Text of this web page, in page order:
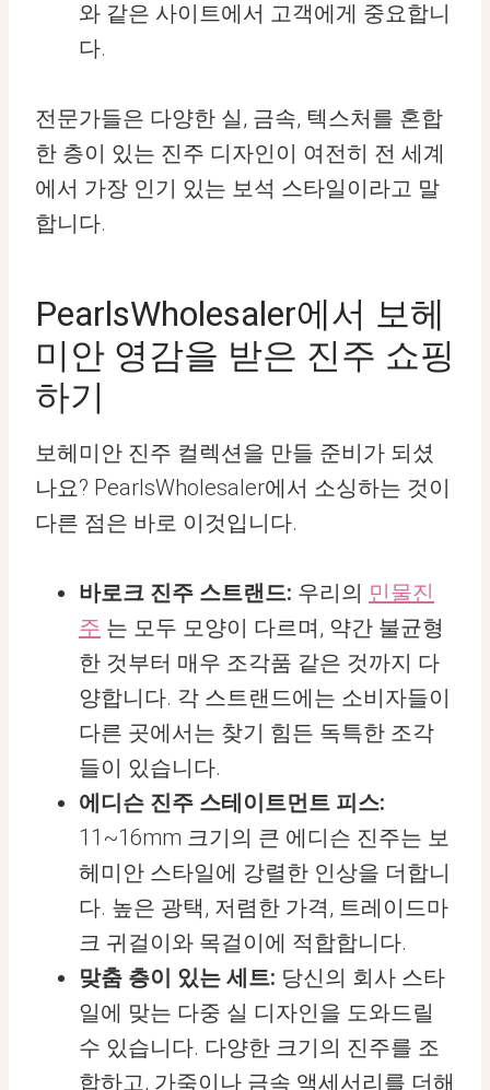
와 같은 사이트에서 고객에게 중요합니
다.
전문가들은 다양한 실, 금속, 텍스처를 혼합
한 층이 있는 진주 디자인이 여전히 전 세계
에서 가장 인기 있는 보석 스타일이라고 말
합니다.
PearlsWholesaler에서 보헤
미안 영감을 받은 진주 쇼핑
하기
보헤미안 진주 컬렉션을 만들 준비가 되셨
나요? PearlsWholesaler에서 소싱하는 것이
다른 점은 바로 이것입니다.
바로크 진주 스트랜드: 우리의 민물진
주 는 모두 모양이 다르며, 약간 불균형
한 것부터 매우 조각품 같은 것까지 다
양합니다. 각 스트랜드에는 소비자들이
다른 곳에서는 찾기 힘든 독특한 조각
들이 있습니다.
에디슨 진주 스테이트먼트 피스:
11~16mm 크기의 큰 에디슨 진주는 보
헤미안 스타일에 강렬한 인상을 더합니
다. 높은 광택, 저렴한 가격, 트레이드마
크 귀걸이와 목걸이에 적합합니다.
맞춤 층이 있는 세트: 당신의 회사 스타
일에 맞는 다중 실 디자인을 도와드릴
수 있습니다. 다양한 크기의 진주를 조
합하고, 가죽이나 금속 액세서리를 더해